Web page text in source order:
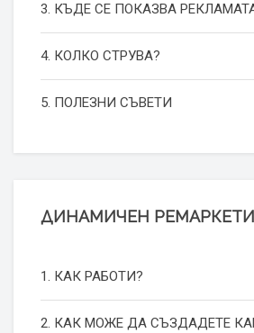
3. КЪДЕ СЕ ПОКАЗВА
4. КОЛКО СТРУВА?
5. ПОЛЕЗНИ СЪВЕТИ
ДИНАМИЧЕН
1. КАК РАБОТИ?
2. КАК МОЖЕ ДА СЪЗДАДЕТЕ